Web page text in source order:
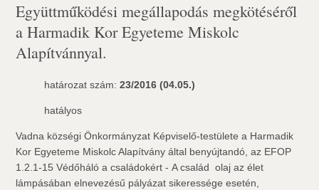
Együttműködési megállapodás megkötéséről
a Harmadik Kor Egyeteme Miskolc
Alapítvánnyal.
határozat szám:23/2016 (04.05.)
hatályos
Vadna községi Önkormányzat Képviselő-testülete a Harmadik
Kor Egyeteme Miskolc Alapítvány által benyújtandó, az EFOP
1.2.1-15 Védőháló a családokért - A család  olaj az élet
lámpásában elnevezésű pályázat sikeressége esetén,